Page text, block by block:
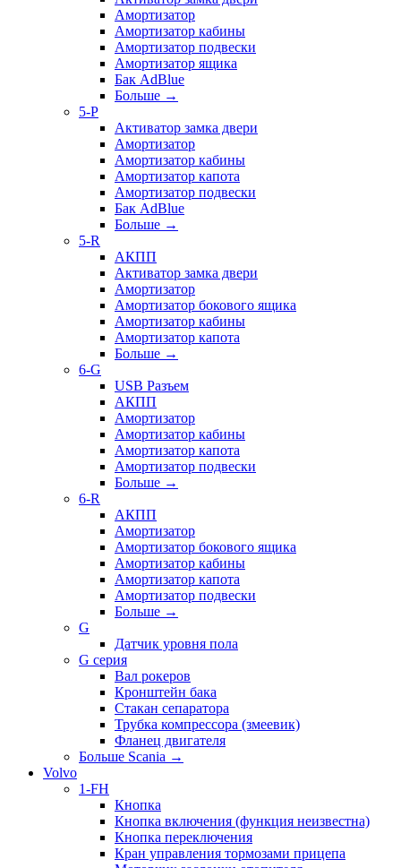
Амортизатор
Амортизатор кабины
Амортизатор подвески
Амортизатор ящика
Бак AdBlue
Больше →
5-P
Активатор замка двери
Амортизатор
Амортизатор кабины
Амортизатор капота
Амортизатор подвески
Бак AdBlue
Больше →
5-R
АКПП
Активатор замка двери
Амортизатор
Амортизатор бокового ящика
Амортизатор кабины
Амортизатор капота
Больше →
6-G
USB Разъем
АКПП
Амортизатор
Амортизатор кабины
Амортизатор капота
Амортизатор подвески
Больше →
6-R
АКПП
Амортизатор
Амортизатор бокового ящика
Амортизатор кабины
Амортизатор капота
Амортизатор подвески
Больше →
G
Датчик уровня пола
G серия
Вал рокеров
Кронштейн бака
Стакан сепаратора
Трубка компрессора (змеевик)
Фланец двигателя
Больше Scania →
Volvo
1-FH
Кнопка
Кнопка включения (функция неизвестна)
Кнопка переключения
Кран управления тормозами прицепа